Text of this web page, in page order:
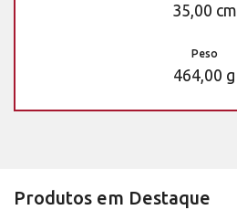
35,00 cm
Peso
464,00 g
Produtos em Destaque